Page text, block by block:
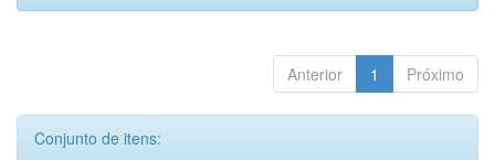
Anterior 1 Próximo
Conjunto de itens: